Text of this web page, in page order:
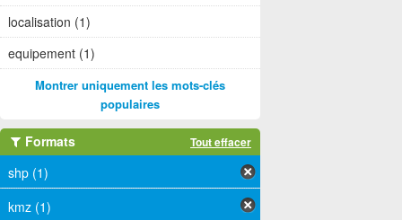
localisation (1)
equipement (1)
Montrer uniquement les mots-clés
populaires
Formats Tout effacer
shp (1)
kmz (1)